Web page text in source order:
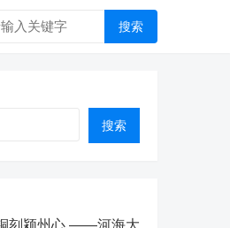
搜索
搜索
刻颍州心 ——河海大